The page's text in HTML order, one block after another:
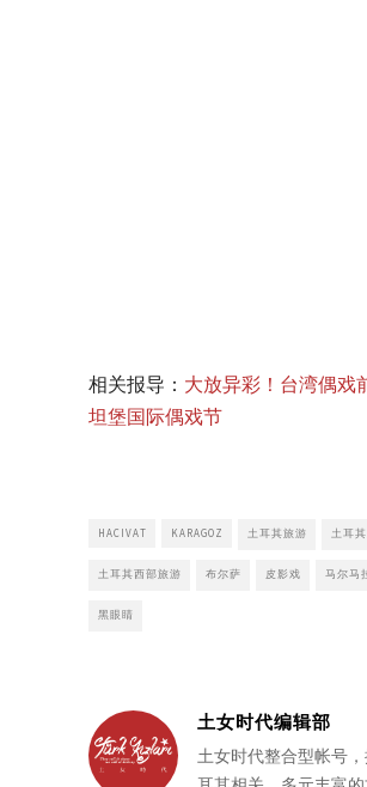
相关报导： 大放异彩！台湾偶戏
坦堡国际偶戏节
HACIVAT KARAGOZ 土耳其旅游 土耳
土耳其西部旅游 布尔萨 皮影戏 马尔马
黑眼睛
土女时代编辑部
土女时代整合型帐号